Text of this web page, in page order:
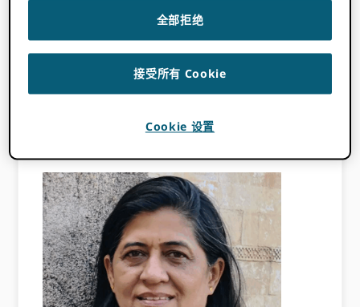
尼古拉斯·弗雷森加斯, 洛林大学教授（第二学
全部拒绝
接受所有 Cookie
Cookie 设置